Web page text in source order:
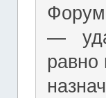
―
равно